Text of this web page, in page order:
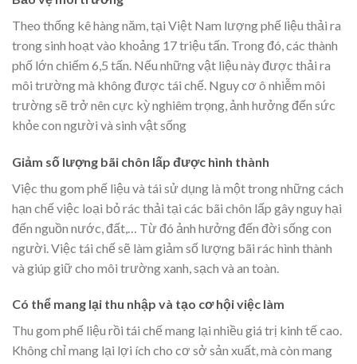
Theo thống kê hàng năm, tại Việt Nam lượng phế liệu thải ra
trong sinh hoạt vào khoảng 17 triệu tấn. Trong đó, các thành
phố lớn chiếm 6,5 tấn. Nếu những vật liệu này được thải ra
môi trường mà không được tái chế. Nguy cơ ô nhiễm môi
trường sẽ trở nên cực kỳ nghiêm trọng, ảnh hưởng đến sức
khỏe con người và sinh vật sống
Giảm số lượng bãi chôn lấp được hình thành
Việc thu gom phế liệu và tái sử dụng là một trong những cách
hạn chế việc loại bỏ rác thải tại các bãi chôn lấp gây nguy hại
đến nguồn nước, đất,… Từ đó ảnh hưởng đến đời sống con
người. Việc tái chế sẽ làm giảm số lượng bãi rác hình thành
và giúp giữ cho môi trường xanh, sạch và an toàn.
Có thể mang lại thu nhập và tạo cơ hội việc làm
Thu gom phế liệu rồi tái chế mang lại nhiều giá trị kinh tế cao.
Không chỉ mang lại lợi ích cho cơ sở sản xuất, mà còn mang